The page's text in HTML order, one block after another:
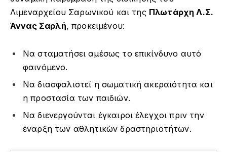
Λιμεναρχείου Σαρωνικού και της Πλωτάρχη Λ.Σ.
Άννας Σαρλή, προκειμένου:
Να σταματήσει αμέσως το επικίνδυνο αυτό
φαινόμενο.
Να διασφαλιστεί η σωματική ακεραιότητα και
η προστασία των παιδιών.
Να διενεργούνται έγκαιροι έλεγχοι πριν την
έναρξη των αθλητικών δραστηριοτήτων.